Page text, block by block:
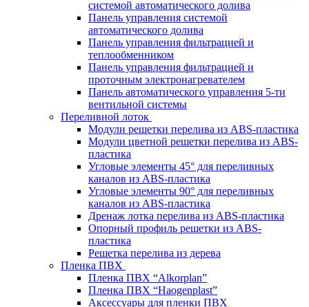
системой автоматического долива
Панель управления системой
автоматического долива
Панель управления фильтрацией и
теплообменником
Панель управления фильтрацией и
проточным электронагревателем
Панель автоматического управления 5-ти
вентильной системы
Переливной лоток
Модули решетки перелива из ABS-пластика
Модули цветной решетки перелива из ABS-
пластика
Угловые элементы 45° для переливных
каналов из ABS-пластика
Угловые элементы 90° для переливных
каналов из ABS-пластика
Дренаж лотка перелива из ABS-пластика
Опорный профиль решетки из ABS-
пластика
Решетка перелива из дерева
Пленка ПВХ
Пленка ПВХ “Alkorplan”
Пленка ПВХ “Haogenplast”
Аксессуары для пленки ПВХ